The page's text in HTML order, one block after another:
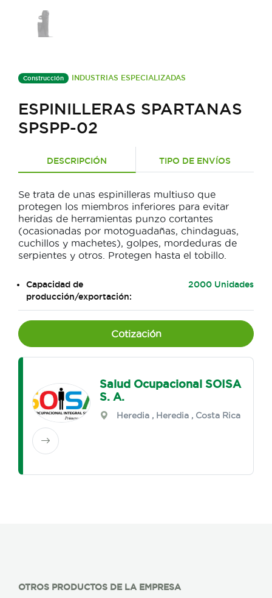
Construcción INDUSTRIAS ESPECIALIZADAS
ESPINILLERAS SPARTANAS
SPSPP-02
DESCRIPCIÓN TIPO DE ENVÍOS
Se trata de unas espinilleras multiuso que
protegen los miembros inferiores para evitar
heridas de herramientas punzo cortantes
(ocasionadas por motoguadañas, chindaguas,
cuchillos y machetes), golpes, mordeduras de
serpientes y otros. Protegen hasta el tobillo.
Capacidad de
producción/exportación:
2000 Unidades
Cotización
Salud Ocupacional SOISA
S. A.
Heredia , Heredia , Costa Rica
OTROS PRODUCTOS DE LA EMPRESA